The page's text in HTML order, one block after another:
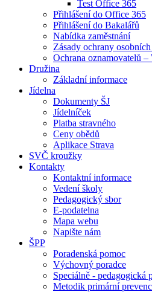
Test Office 365
Přihlášení do Office 365
Přihlášení do Bakalářů
Nabídka zaměstnání
Zásady ochrany
Ochrana oznamovatelů
Družina
Základní informace
Jídelna
Dokumenty ŠJ
Jídelníček
Platba stravného
Ceny obědů
Aplikace Strava
SVČ kroužky
Kontakty
Kontaktní informace
Vedení školy
Pedagogický sbor
E-podatelna
Mapa webu
Napište nám
ŠPP
Poradenská pomoc
Výchovný poradce
Speciálně - pedagogická
Metodik primární